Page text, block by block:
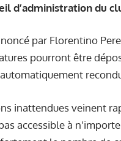
d’administration du
par Florentino
pourront être
inattendues veinent
accessible à